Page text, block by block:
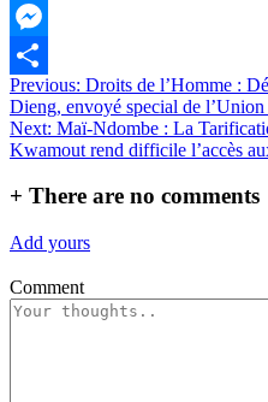
WhatsApp
Messenger
Partager
Navigation
de
l’article
Previous: Droits de l’Homme :
Dieng, envoyé special de
Next: Maï-Ndombe : La
Kwamout rend difficile l’accès
+ There are no comments
Add yours
Comment